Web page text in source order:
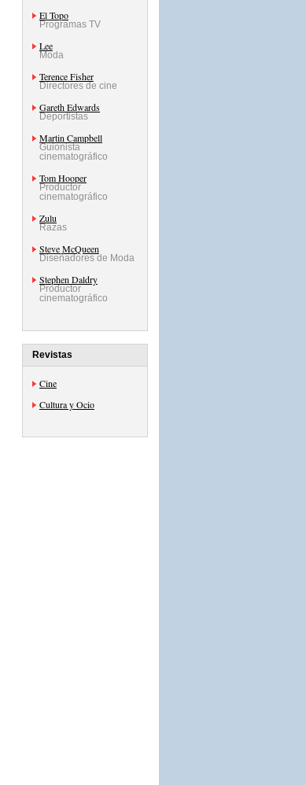
El Topo
Programas TV
Lee
Moda
Terence Fisher
Directores de cine
Gareth Edwards
Deportistas
Martin Campbell
Guionista
cinematográfico
Tom Hooper
Productor
cinematográfico
Zulu
Razas
Steve McQueen
Diseñadores de Moda
Stephen Daldry
Productor
cinematográfico
Revistas
Cine
Cultura y Ocio